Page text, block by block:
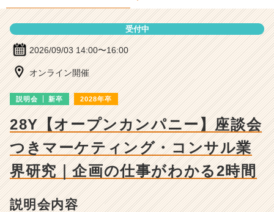
チ
成
長
企
業
か
ら
ス
受付中
2026/09/03 14:00〜16:00
オンライン開催
説明会 新卒 2028年卒
28Y【オープンカンパニー】座談会
つきマーケティング・コンサル業
界研究｜企画の仕事がわかる2時間
説明会内容